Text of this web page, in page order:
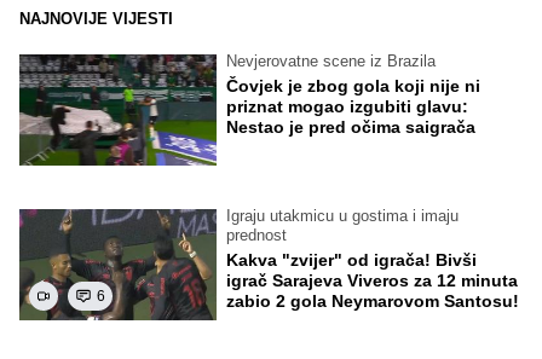
NAJNOVIJE VIJESTI
Nevjerovatne scene iz Brazila
Čovjek je zbog gola koji nije ni
priznat mogao izgubiti glavu:
Nestao je pred očima saigrača
6
Igraju utakmicu u gostima i imaju
prednost
Kakva "zvijer" od igrača! Bivši
igrač Sarajeva Viveros za 12 minuta
zabio 2 gola Neymarovom Santosu!